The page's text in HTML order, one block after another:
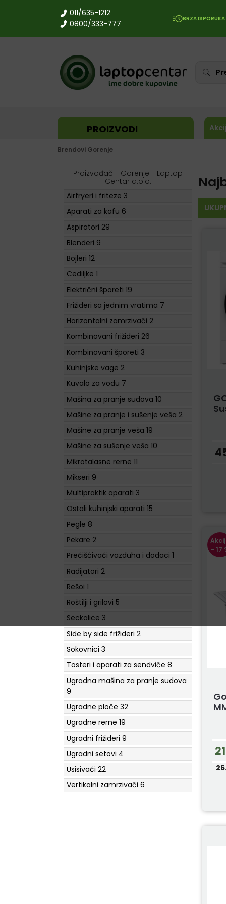
011/635-1212
0800/333-777
BRZA ISPORUKA
PROIZVODI
Brendovi Gorenje
Proizvođač - Gorenje - Laptop
Centar d.o.o.
Airfryeri i friteze 3
Aparati za kafu 6
Aspiratori 29
Blenderi 9
Bojleri 12
Cediljke 1
Električni šporeti 19
Frižideri sa jednim vratima 7
Horizontalni zamrzivači 2
Kombinovani frižideri 26
Kombinovani šporeti 3
Kuhinjske vage 2
Kuvalo za vodu 7
Mašina za pranje sudova 10
Mašine za pranje i sušenje veša 2
Mašine za pranje veša 19
Mašine za sušenje veša 10
Mikrotalasne rerne 11
Mikseri 9
Multipraktik aparati 3
Ostali kuhinjski aparati 15
Pegle 8
Pekare 2
Prečišćivači vazduha i dodaci 1
Radijatori 2
Rešoi 1
Roštilji i grilovi 5
Seckalice 3
Side by side frižideri 2
Sokovnici 3
Tosteri i aparati za sendviče 8
Ugradna mašina za pranje sudova
9
Ugradne ploče 32
Ugradne rerne 19
Ugradni frižideri 9
Ugradni setovi 4
Usisivači 22
Vertikalni zamrzivači 6
- 17